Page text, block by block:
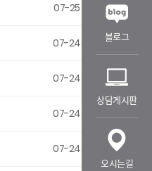
블로그
상담게시판
오시는길
07-25
07-24
07-24
07-24
07-24